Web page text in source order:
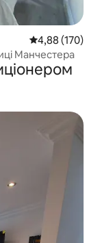
Середня
4,88 (170)
Манчестера